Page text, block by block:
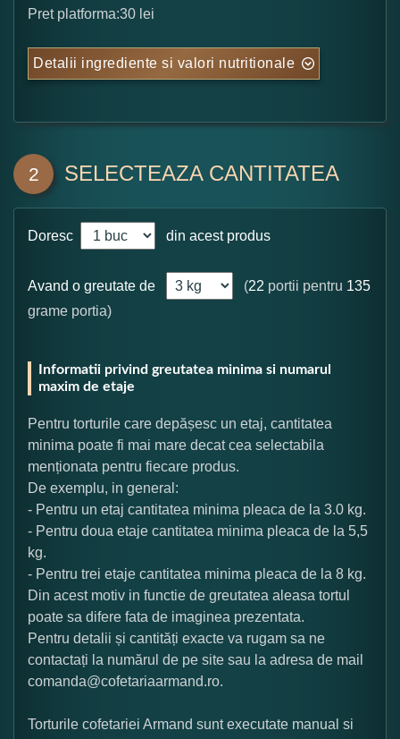
Pret platforma:30 lei
Detalii ingrediente si valori nutritionale
2 SELECTEAZA CANTITATEA
Doresc din acest produs
Avand o greutate de (22 portii pentru 135
grame portia)
Informatii privind greutatea minima si numarul
maxim de etaje
Pentru torturile care depășesc un etaj, cantitatea
minima poate fi mai mare decat cea selectabila
menționata pentru fiecare produs.
De exemplu, in general:
- Pentru un etaj cantitatea minima pleaca de la 3.0 kg.
- Pentru doua etaje cantitatea minima pleaca de la 5,5
kg.
- Pentru trei etaje cantitatea minima pleaca de la 8 kg.
Din acest motiv in functie de greutatea aleasa tortul
poate sa difere fata de imaginea prezentata.
Pentru detalii și cantități exacte va rugam sa ne
contactați la numărul de pe site sau la adresa de mail
comanda@cofetariaarmand.ro.
Torturile cofetariei Armand sunt executate manual si